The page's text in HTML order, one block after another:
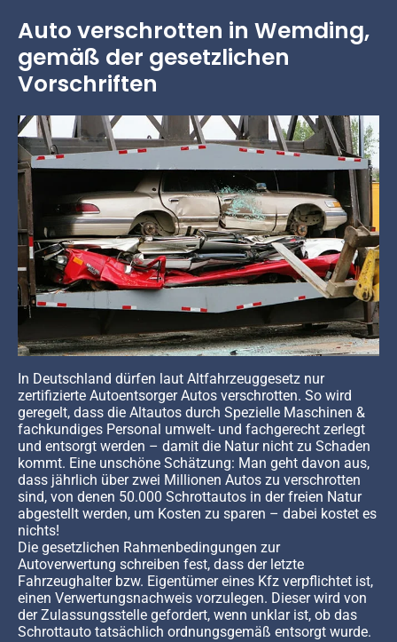
Auto verschrotten in Wemding,
gemäß der gesetzlichen
Vorschriften
In Deutschland dürfen laut Altfahrzeuggesetz nur
zertifizierte Autoentsorger Autos verschrotten. So wird
geregelt, dass die Altautos durch Spezielle Maschinen &
fachkundiges Personal umwelt- und fachgerecht zerlegt
und entsorgt werden – damit die Natur nicht zu Schaden
kommt. Eine unschöne Schätzung: Man geht davon aus,
dass jährlich über zwei Millionen Autos zu verschrotten
sind, von denen 50.000 Schrottautos in der freien Natur
abgestellt werden, um Kosten zu sparen – dabei kostet es
nichts!
Die gesetzlichen Rahmenbedingungen zur
Autoverwertung schreiben fest, dass der letzte
Fahrzeughalter bzw. Eigentümer eines Kfz verpflichtet ist,
einen Verwertungsnachweis vorzulegen. Dieser wird von
der Zulassungsstelle gefordert, wenn unklar ist, ob das
Schrottauto tatsächlich ordnungsgemäß entsorgt wurde.